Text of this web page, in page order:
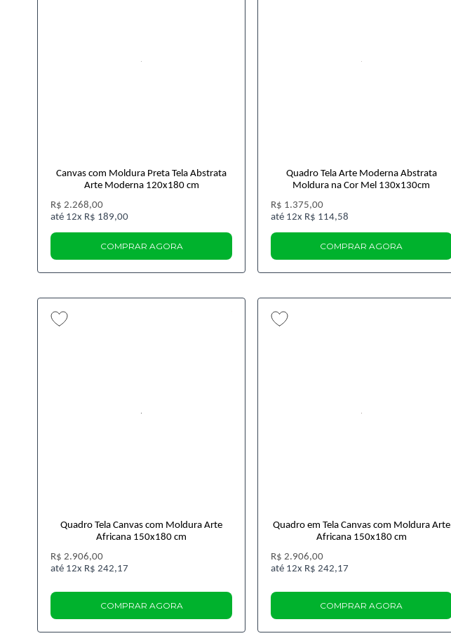
Canvas com Moldura Preta Tela Abstrata
Arte Moderna 120x180 cm
R$ 2.268,00
12x R$ 189,00
COMPRAR AGORA
Quadro Tela Arte Moderna Abstrata
Moldura na Cor Mel 130x130cm
R$ 1.375,00
12x R$ 114,58
COMPRAR AGORA
Quadro Tela Canvas com Moldura Arte
Africana 150x180 cm
R$ 2.906,00
12x R$ 242,17
COMPRAR AGORA
Quadro em Tela Canvas com Moldura Arte
Africana 150x180 cm
R$ 2.906,00
12x R$ 242,17
COMPRAR AGORA